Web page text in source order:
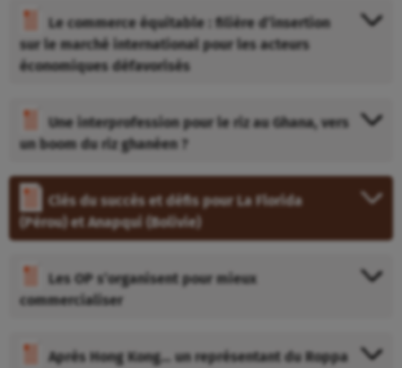
Le commerce équitable : filière d’insertion
sur le marché international pour les acteurs
économiques défavorisés
Une interprofession pour le riz au Ghana, vers
un boom du riz ghanéen ?
Clés du succès et défis pour La Florida
(Pérou) et Anapqui (Bolivie)
Les OP s’organisent pour mieux
commercialiser
Après Hong Kong… un représentant du Roppa